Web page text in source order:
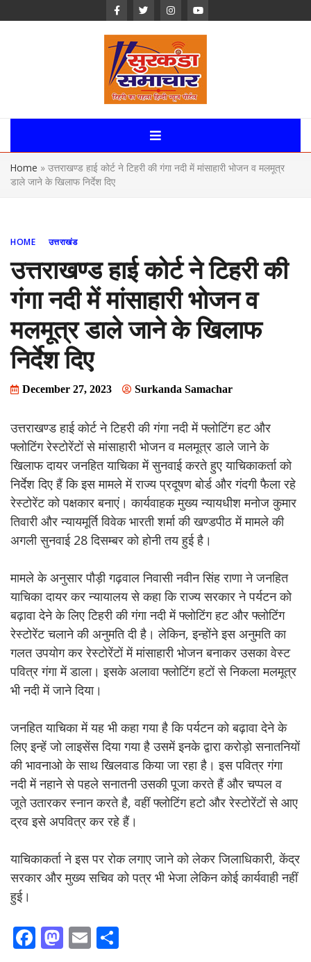
Surkanda
Samachar:
Uttarakhand,
Home » उत्तराखण्ड हाई कोर्ट ने टिहरी की गंगा नदी में मांसाहारी भोजन व मलमूत्र
डाले जाने के खिलाफ निर्देश दिए
HOME उत्तराखंड
उत्तराखण्ड हाई कोर्ट ने टिहरी की
गंगा नदी में मांसाहारी भोजन व
मलमूत्र डाले जाने के खिलाफ
निर्देश दिए
December 27, 2023 Surkanda Samachar
उत्तराखण्ड हाई कोर्ट ने टिहरी की गंगा नदी में फ्लोटिंग हट और
फ्लोटिंग रेस्टोरेंटों से मांसाहारी भोजन व मलमूत्र डाले जाने के
खिलाफ दायर जनहित याचिका में सुनवाई करते हुए याचिकाकर्ता को
निर्देश दिए हैं कि इस मामले में राज्य प्रदूषण बोर्ड और गंदगी फैला रहे
रेस्टोरेंट को पक्षकार बनाएं। कार्यवाहक मुख्य न्यायधीश मनोज कुमार
तिवारी और न्यायमूर्ति विवेक भारती शर्मा की खण्डपीठ में मामले की
अगली सुनवाई 28 दिसम्बर को होनी तय हुई है।
मामले के अनुसार पौड़ी गढ़वाल निवासी नवीन सिंह राणा ने जनहित
याचिका दायर कर न्यायालय से कहा कि राज्य सरकार ने पर्यटन को
बढ़ावा देने के लिए टिहरी की गंगा नदी में फ्लोटिंग हट और फ्लोटिंग
रेस्टोरेंट चलाने की अनुमति दी है। लेकिन, इन्होंने इस अनुमति का
गलत उपयोग कर रेस्टोरेंटों में मांसाहारी भोजन बनाकर उसका वेस्ट
पवित्र गंगा में डाला। इसके अलावा फ्लोटिंग हटों से निकला मलमूत्र
भी नदी में जाने दिया।
जनहित याचिका में यह भी कहा गया है कि पर्यटन को बढ़ावा देने के
लिए इन्हें जो लाइसेंस दिया गया है उसमें इनके द्वारा करोड़ो सनातनियों
की भावनाओ के साथ खिलवाड किया जा रहा है। इस पवित्र गंगा
नदी में नहाने से पहले सनातनी उसकी पूजा करते हैं और चप्पल व
जूते उतारकर स्नान करते है, वहीं फ्लोटिंग हटो और रेस्टोरेंटों से आए
द्रव इसे अपवित्र कर रहे हैं।
याचिकाकर्ता ने इस पर रोक लगाए जाने को लेकर जिलाधिकारी, केंद्र
सरकार और मुख्य सचिव को पत्र भी भेजा लेकिन कोई कार्यवाही नहीं
हुई।
F M E